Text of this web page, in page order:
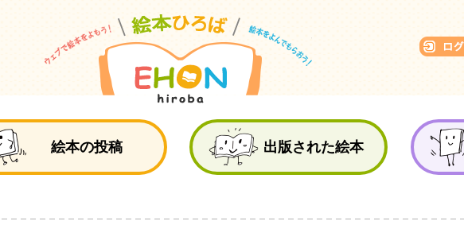
絵本の投稿 出版された絵本